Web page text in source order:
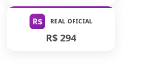
R$ REAL OFICIAL
R$ 294